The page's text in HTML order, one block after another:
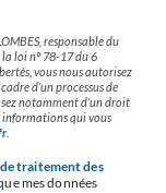
responsable du
loi n° 78-17 du 6
vous nous autorisez
d’un processus de
notamment d’un droit
informations qui vous
traitement des
mes données